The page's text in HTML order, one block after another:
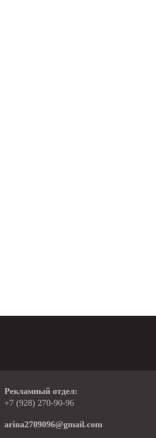
Рекламный отдел:
+7 (928) 270-90-96
arina2709096@gmail.com